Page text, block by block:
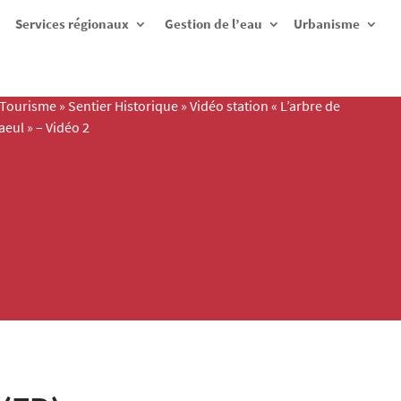
Services régionaux Gestion de l’eau Urbanisme
Tourisme » Sentier Historique » Vidéo station « L’arbre de
» – Vidéo 2